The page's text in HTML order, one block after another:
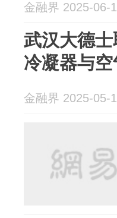
金融界 2025-06-
武汉大德
冷凝器与
金融界 2025-05-